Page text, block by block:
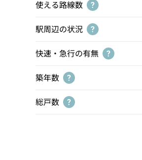
使える路線数 ?
駅周辺の状況 ?
快速・急行の有無 ?
築年数 ?
総戸数 ?